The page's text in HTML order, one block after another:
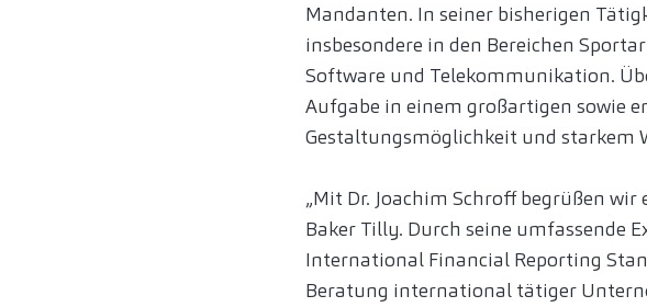
Mandanten. In seiner bisherigen
insbesondere in den Bereichen
Software und Telekommunikation.
Aufgabe in einem großartigen sowie
Gestaltungsmöglichkeit und starkem
„Mit Dr. Joachim Schroff begrüßen
Baker Tilly. Durch seine umfassende
International Financial Reporting
Beratung international tätiger